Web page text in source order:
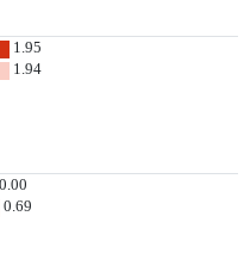
1.95
1.94
0.00
0.69